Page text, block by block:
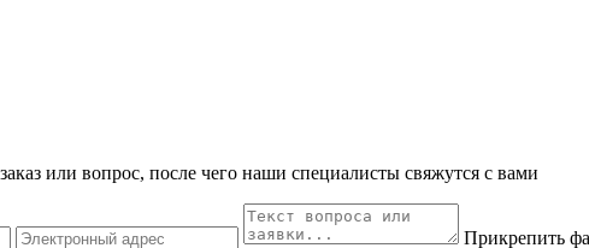
или вопрос, после чего наши специалисты свяжутся с вами
Прикрепить